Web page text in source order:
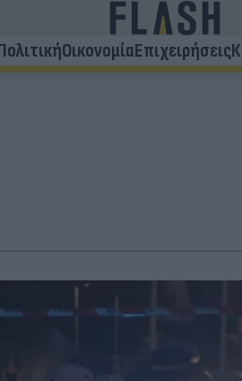
ΟικονομίαΕπιχειρήσεις